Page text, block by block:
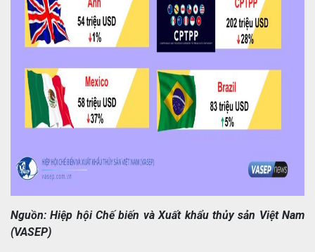
Nguồn: Hiệp hội Chế biến và Xuất khẩu thủy sản Việt Nam
(VASEP)